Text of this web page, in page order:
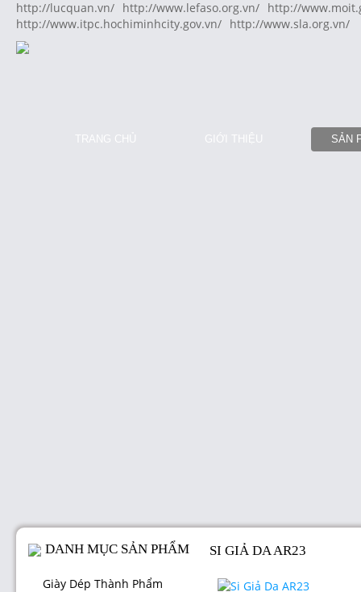
http://lucquan.vn/ http://www.lefaso.org.vn/ http://
http://www.itpc.hochiminhcity.gov.vn/ http://www.sla.org.vn/
TRANG CHỦ GIỚI THIỆU SẢN
DANH MỤC SẢN PHẨM
Giày Dép Thành Phẩm
SI GIẢ DA AR23